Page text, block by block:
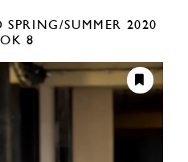
SPRING/SUMMER 2020
8